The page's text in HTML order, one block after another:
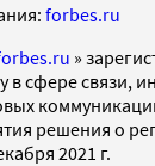
forbes.ru
»
в сфере связи,
решения о
2021 г.